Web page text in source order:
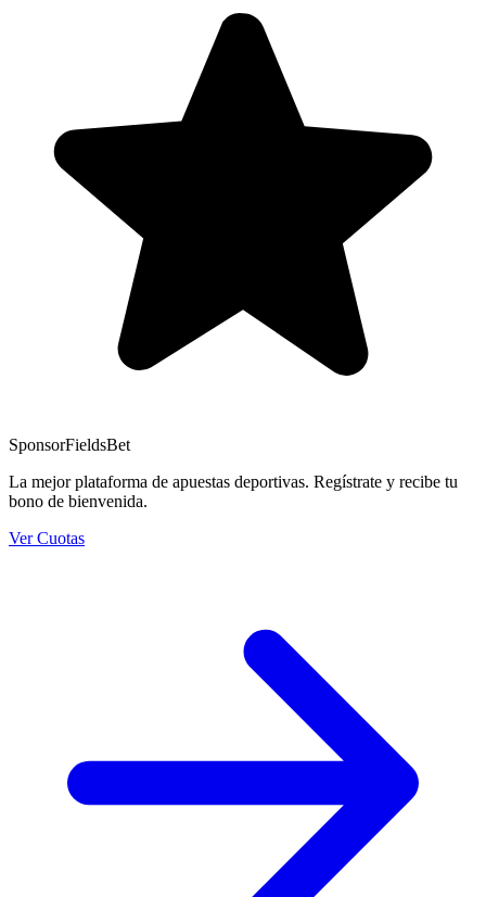
SponsorFieldsBet
La mejor plataforma de apuestas deportivas. Regístrate y recibe tu
bono de bienvenida.
Ver Cuotas